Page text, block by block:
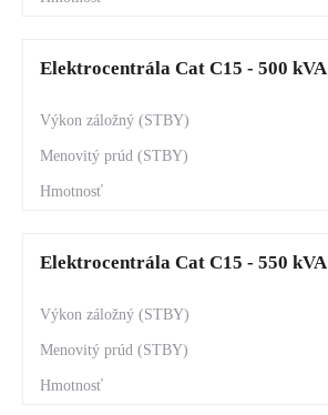
Elektrocentrála Cat C15 - 500 kVA
Elektrocentrála Cat C15 - 550 kVA